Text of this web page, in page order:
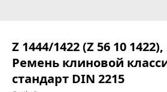
Z 1444/1422 (Z 56 10
Ремень клиновой
стандарт DIN 2215